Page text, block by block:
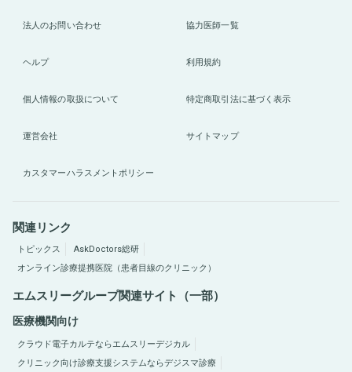
法人のお問い合わせ 協力医師一覧
ヘルプ 利用規約
個人情報の取扱について 特定商取引法に基づく表示
運営会社 サイトマップ
カスタマーハラスメントポリシー
関連リンク
トピックス
AskDoctors総研
オンライン診療提携医院（患者目線のクリニック）
エムスリーグループ関連サイト（一部）
医療機関向け
クラウド電子カルテならエムスリーデジカル
クリニック向け診療支援システムならデジスマ診療